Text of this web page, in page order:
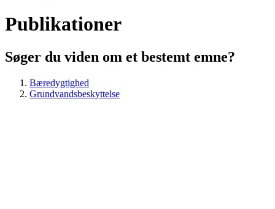
Publikationer
Søger du viden om et bestemt emne?
Bæredygtighed
Grundvandsbeskyttelse